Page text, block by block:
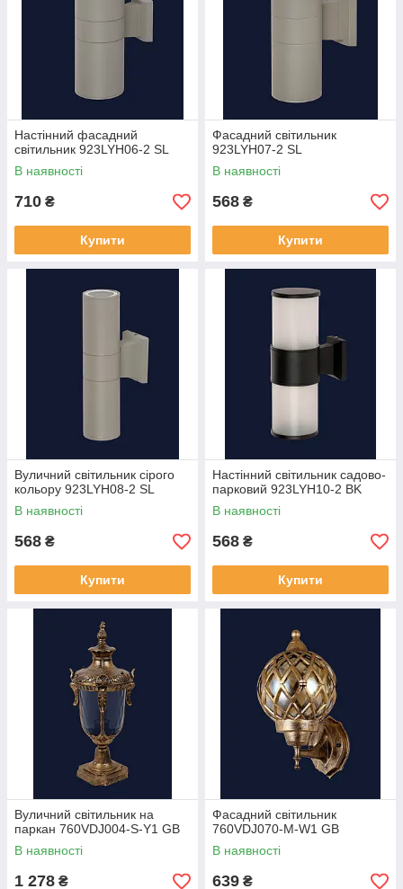
Настінний фасадний
світильник 923LYH06-2 SL
В наявності
710 ₴
Купити
Фасадний світильник
923LYH07-2 SL
В наявності
568 ₴
Купити
Вуличний світильник сірого
кольору 923LYH08-2 SL
В наявності
568 ₴
Купити
Настінний світильник садово-
парковий 923LYH10-2 BK
В наявності
568 ₴
Купити
Вуличний світильник на
паркан 760VDJ004-S-Y1 GB
В наявності
1 278 ₴
Фасадний світильник
760VDJ070-M-W1 GB
В наявності
639 ₴